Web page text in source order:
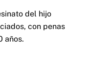
del hijo
con penas
años.